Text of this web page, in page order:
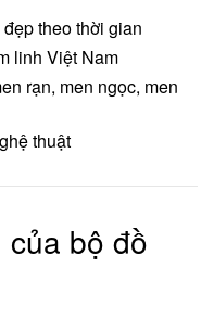
theo thời gian
linh Việt Nam
rạn, men ngọc, men
thuật
bộ đồ